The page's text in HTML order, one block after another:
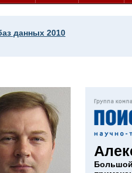
данных 2010
Большой